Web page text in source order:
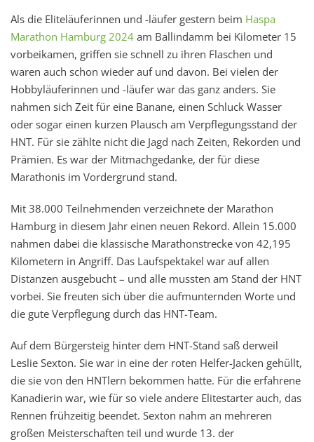
Als die Eliteläuferinnen und -läufer gestern beim Haspa
Marathon Hamburg 2024 am Ballindamm bei Kilometer 15
vorbeikamen, griffen sie schnell zu ihren Flaschen und
waren auch schon wieder auf und davon. Bei vielen der
Hobbyläuferinnen und -läufer war das ganz anders. Sie
nahmen sich Zeit für eine Banane, einen Schluck Wasser
oder sogar einen kurzen Plausch am Verpflegungsstand der
HNT. Für sie zählte nicht die Jagd nach Zeiten, Rekorden und
Prämien. Es war der Mitmachgedanke, der für diese
Marathonis im Vordergrund stand.
Mit 38.000 Teilnehmenden verzeichnete der Marathon
Hamburg in diesem Jahr einen neuen Rekord. Allein 15.000
nahmen dabei die klassische Marathonstrecke von 42,195
Kilometern in Angriff. Das Laufspektakel war auf allen
Distanzen ausgebucht – und alle mussten am Stand der HNT
vorbei. Sie freuten sich über die aufmunternden Worte und
die gute Verpflegung durch das HNT-Team.
Auf dem Bürgersteig hinter dem HNT-Stand saß derweil
Leslie Sexton. Sie war in eine der roten Helfer-Jacken gehüllt,
die sie von den HNTlern bekommen hatte. Für die erfahrene
Kanadierin war, wie für so viele andere Elitestarter auch, das
Rennen frühzeitig beendet. Sexton nahm an mehreren
großen Meisterschaften teil und wurde 13. der